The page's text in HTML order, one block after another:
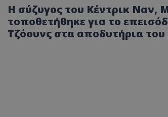
Η σύζυγος του Κέντρικ Ναν,
τοποθετήθηκε για το
Τζόουνς στα αποδυτήρια